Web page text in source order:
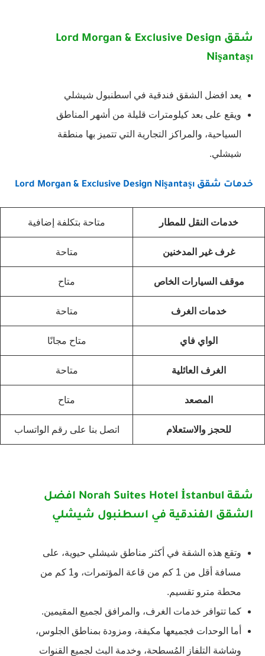
شقق Lord Morgan & Exclusive Design
Nişantaşı
يعد افضل الشقق فندقية في اسطنبول شيشلي
ويقع على بعد كيلومترات قليلة من أشهر المناطق
السياحية، والمراكز التجارية التي تتميز بها منطقة
شيشلي.
خدمات شقق Lord Morgan & Exclusive Design Nişantaşı
خدمات النقل للمطار متاحة بتكلفة إضافية
غرف غير المدخنين متاحة
موقف السيارات الخاص متاح
خدمات الغرف متاحة
الواي فاي متاح مجانًا
الغرف العائلية متاحة
المصعد متاح
للحجز والاستعلام اتصل بنا على رقم الواتساب
شقة Norah Suites Hotel İstanbul افضل
الشقق الفندقية في اسطنبول شيشلي
وتقع هذه الشقة في أكثر مناطق شيشلي حيوية، على
مسافة أقل من 1 كم من قاعة المؤتمرات، و1 كم من
محطة مترو تقسيم.
كما تتوافر خدمات الغرف، والمرافق لجميع المقيمين.
أما الوحدات فجميعها مكيفة، ومزودة بمناطق الجلوس،
وشاشة التلفاز المُسطحة، وخدمة البث لجميع القنوات